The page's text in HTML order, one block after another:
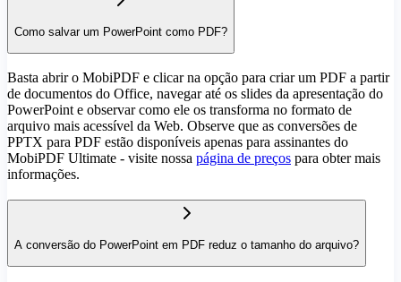
Como salvar um PowerPoint como PDF?
Basta abrir o MobiPDF e clicar na opção para criar um PDF a partir
de documentos do Office, navegar até os slides da apresentação do
PowerPoint e observar como ele os transforma no formato de
arquivo mais acessível da Web. Observe que as conversões de
PPTX para PDF estão disponíveis apenas para assinantes do
MobiPDF Ultimate - visite nossa página de preços para obter mais
informações.
A conversão do PowerPoint em PDF reduz o tamanho do arquivo?